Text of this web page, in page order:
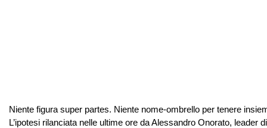
Niente figura super partes. Niente nome-ombrello per tenere
L’ipotesi rilanciata nelle ultime ore da Alessandro Onorato, leader